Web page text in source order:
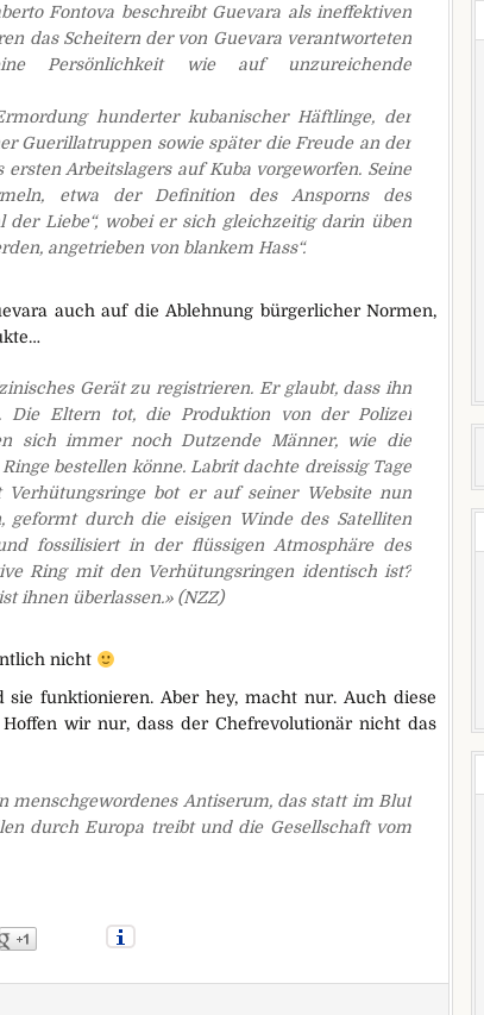
Fontova beschreibt Guevara als ineffektiven
das Scheitern der von Guevara verantworteten
Persönlichkeit wie auf unzureichende
hunderter kubanischer Häftlinge, der
Guerillatruppen sowie später die Freude an der
Arbeitslagers auf Kuba vorgeworfen. Seine
etwa der Definition des Ansporns des
Liebe“, wobei er sich gleichzeitig darin üben
angetrieben von blankem Hass“.
auch auf die Ablehnung bürgerlicher Normen,
Gerät zu registrieren. Er glaubt, dass ihn
Die Eltern tot, die Produktion von der Polizei
sich immer noch Dutzende Männer, wie die
bestellen könne. Labrit dachte dreissig Tage
bot er auf seiner Website nun
geformt durch die eisigen Winde des Satelliten
fossilisiert in der flüssigen Atmosphäre des
Ring mit den Verhütungsringen identisch ist?
ihnen überlassen.» (NZZ)
nicht
sie funktionieren. Aber hey, macht nur. Auch diese
wir nur, dass der Chefrevolutionär nicht das
menschgewordenes Antiserum, das statt im Blut
durch Europa treibt und die Gesellschaft vom